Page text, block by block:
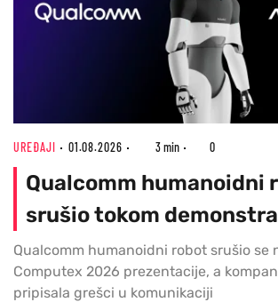
UREĐAJI 01.08.2026 3 min 0
Qualcomm humanoidni
srušio tokom
Qualcomm humanoidni robot srušio se
Computex 2026 prezentacije, a
pripisala grešci u komunikaciji